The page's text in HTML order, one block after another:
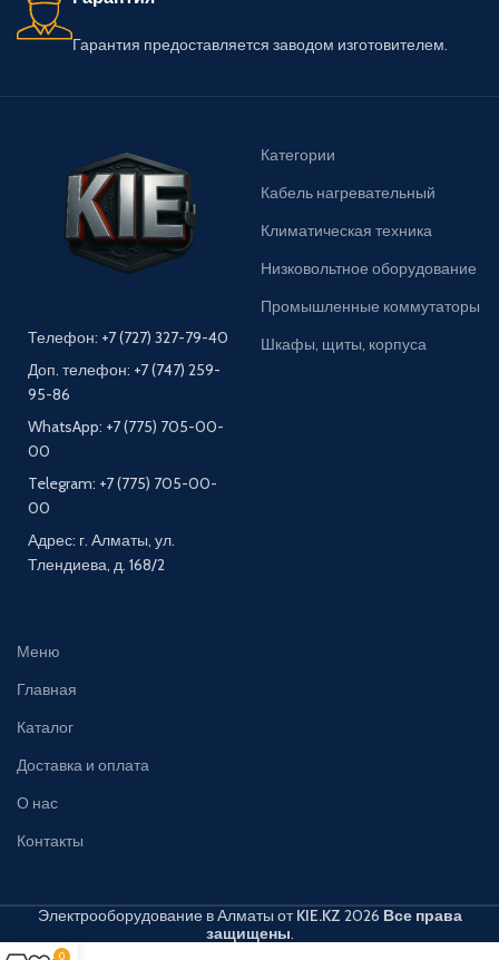
Гарантия предоставляется заводом изготовителем.
Телефон: +7 (727) 327-79-40
Доп. телефон: +7 (747) 259-
95-86
WhatsApp: +7 (775) 705-00-
00
Telegram: +7 (775) 705-00-
00
Адрес: г. Алматы, ул.
Тлендиева, д. 168/2
Категории
Кабель нагревательный
Климатическая техника
Низковольтное оборудование
Промышленные коммутаторы
Шкафы, щиты, корпуса
Меню
Главная
Каталог
Доставка и оплата
О нас
Контакты
Электрооборудование в Алматы отKIE.KZ 2026 Все права
защищены.
0